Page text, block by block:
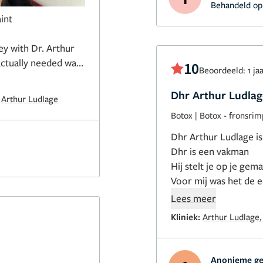
with Dr. Arthur
needed was
loss and
More chin.
months
I wanted more. He
a single
It is
allowing swelling
Arthur Ludlage
Behandeld
10Beoordeeld: 1
Dhr Arthur
Botox | Botox -
Dhr Arthur Ludlage
Dhr is een vakman
Hij stelt je op je
Voor mij was het de
Wat ben ik blij dat ik
Lees meer
Kliniek: Arthur
Anonieme